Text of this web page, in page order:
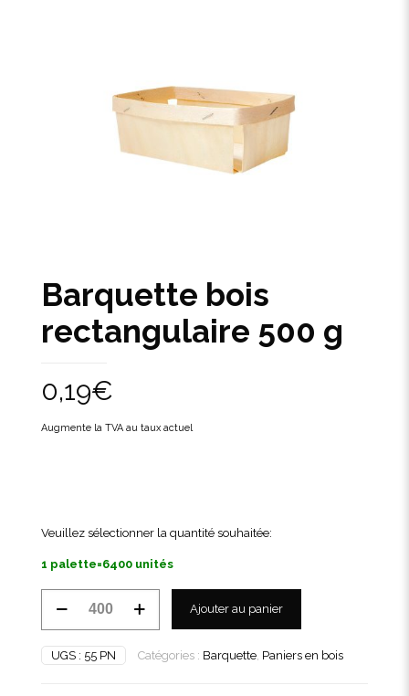
Barquette bois
rectangulaire 500 g
0,19€
Augmente la TVA au taux actuel
Veuillez sélectionner la quantité souhaitée:
1 palette=6400 unités
Barquette
bois
rectangulaire
Ajouter au panier
UGS : 55 PN Catégories : Barquette, Paniers en bois